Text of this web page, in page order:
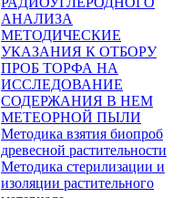
АНАЛИЗА
МЕТОДИЧЕСКИЕ
УКАЗАНИЯ К ОТБОРУ
ПРОБ ТОРФА НА
ИССЛЕДОВАНИЕ
СОДЕРЖАНИЯ В НЕМ
МЕТЕОРНОЙ ПЫЛИ
Методика взятия биопроб
древесной растительности
Методика стерилизации и
изоляции растительного